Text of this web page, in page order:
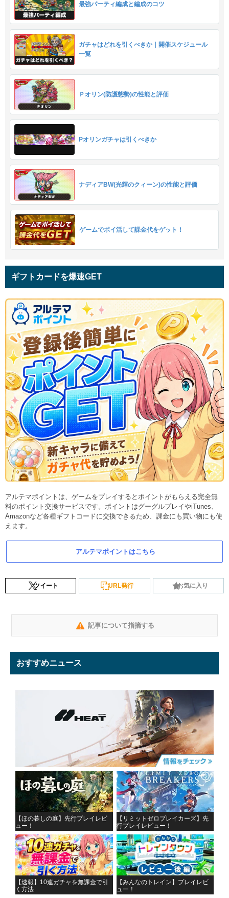
最強パーティ編成と編成のコツ
ガチャはどれを引くべきか｜開催スケジュール
一覧
Ｐオリン(防護態勢)の性能と評価
Pオリンガチャは引くべきか
ナディアBW(光輝のクィーン)の性能と評価
ゲームでポイ活して課金代をゲット！
ギフトカードを爆速GET
アルテマポイントは、ゲームをプレイするとポイントがもらえる完全無
料のポイント交換サービスです。ポイントはグーグルプレイやiTunes、
Amazonなど各種ギフトコードに交換できるため、課金にも買い物にも使
えます。
アルテマポイントはこちら
ツイート URL発行 お気に入り
記事について指摘する
おすすめニュース
【ほの暮しの庭】先行プレイレビ
ュー！
【リミットゼロブレイカーズ】先
行プレイレビュー！
【速報】10連ガチャを無課金で引
く方法
【みんなのトレイン】プレイレビ
ュー！